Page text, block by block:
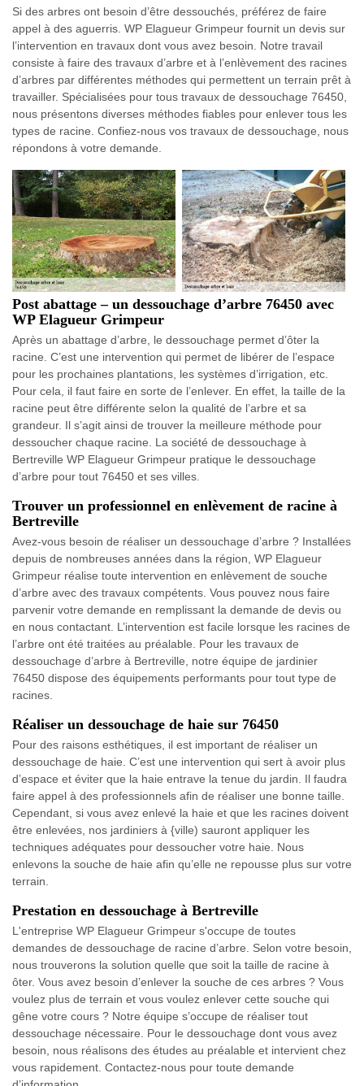
Si des arbres ont besoin d’être dessouchés, préférez de faire
appel à des aguerris. WP Elagueur Grimpeur fournit un devis sur
l’intervention en travaux dont vous avez besoin. Notre travail
consiste à faire des travaux d’arbre et à l’enlèvement des racines
d’arbres par différentes méthodes qui permettent un terrain prêt à
travailler. Spécialisées pour tous travaux de dessouchage 76450,
nous présentons diverses méthodes fiables pour enlever tous les
types de racine. Confiez-nous vos travaux de dessouchage, nous
répondons à votre demande.
Post abattage – un dessouchage d’arbre 76450 avec
WP Elagueur Grimpeur
Après un abattage d’arbre, le dessouchage permet d’ôter la
racine. C’est une intervention qui permet de libérer de l’espace
pour les prochaines plantations, les systèmes d’irrigation, etc.
Pour cela, il faut faire en sorte de l’enlever. En effet, la taille de la
racine peut être différente selon la qualité de l’arbre et sa
grandeur. Il s’agit ainsi de trouver la meilleure méthode pour
dessoucher chaque racine. La société de dessouchage à
Bertreville WP Elagueur Grimpeur pratique le dessouchage
d’arbre pour tout 76450 et ses villes.
Trouver un professionnel en enlèvement de racine à
Bertreville
Avez-vous besoin de réaliser un dessouchage d’arbre ? Installées
depuis de nombreuses années dans la région, WP Elagueur
Grimpeur réalise toute intervention en enlèvement de souche
d’arbre avec des travaux compétents. Vous pouvez nous faire
parvenir votre demande en remplissant la demande de devis ou
en nous contactant. L’intervention est facile lorsque les racines de
l’arbre ont été traitées au préalable. Pour les travaux de
dessouchage d’arbre à Bertreville, notre équipe de jardinier
76450 dispose des équipements performants pour tout type de
racines.
Réaliser un dessouchage de haie sur 76450
Pour des raisons esthétiques, il est important de réaliser un
dessouchage de haie. C’est une intervention qui sert à avoir plus
d’espace et éviter que la haie entrave la tenue du jardin. Il faudra
faire appel à des professionnels afin de réaliser une bonne taille.
Cependant, si vous avez enlevé la haie et que les racines doivent
être enlevées, nos jardiniers à {ville) sauront appliquer les
techniques adéquates pour dessoucher votre haie. Nous
enlevons la souche de haie afin qu’elle ne repousse plus sur votre
terrain.
Prestation en dessouchage à Bertreville
L'entreprise WP Elagueur Grimpeur s'occupe de toutes
demandes de dessouchage de racine d’arbre. Selon votre besoin,
nous trouverons la solution quelle que soit la taille de racine à
ôter. Vous avez besoin d’enlever la souche de ces arbres ? Vous
voulez plus de terrain et vous voulez enlever cette souche qui
gêne votre cours ? Notre équipe s’occupe de réaliser tout
dessouchage nécessaire. Pour le dessouchage dont vous avez
besoin, nous réalisons des études au préalable et intervient chez
vous rapidement. Contactez-nous pour toute demande